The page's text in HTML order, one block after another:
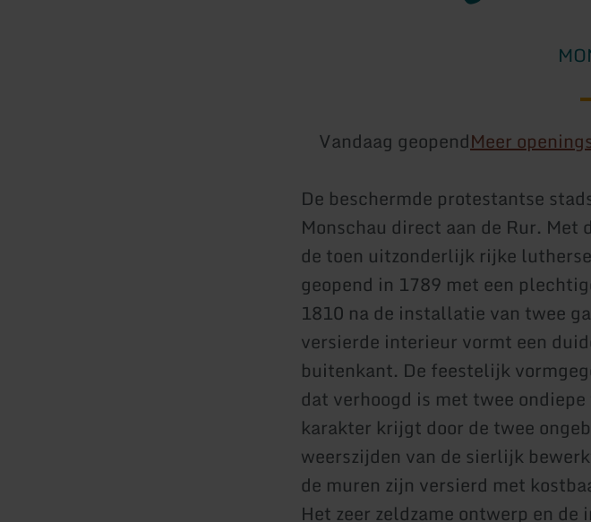
Vandaag geopendMeer
De beschermde protestantse
Monschau direct aan de Rur. Met
de toen uitzonderlijk rijke
geopend in 1789 met een
1810 na de installatie van twee
versierde interieur vormt een
buitenkant. De feestelijk
dat verhoogd is met twee
karakter krijgt door de twee
weerszijden van de sierlijk
de muren zijn versierd met
Het zeer zeldzame ontwerp en